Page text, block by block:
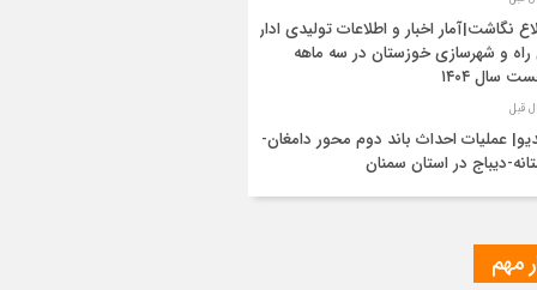
نگاشت|آمار اخبار و اطلاعات تولیدی اداره
و شهرسازی خوزستان در سه ماهه
سال ۱۴۰۴
عملیات احداث باند دوم محور دامغان-
دیباج در استان سمنان
مهم